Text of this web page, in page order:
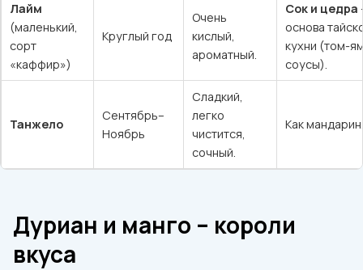
Лайм
(маленький,
сорт
«каффир»)
Круглый год
Очень
кислый,
ароматный.
Сок и цедра
основа
кухни (том-
соусы).
Танжело
Сентябрь–
Ноябрь
Сладкий,
легко
чистится,
сочный.
Как мандарин.
Дуриан и манго – короли
вкуса